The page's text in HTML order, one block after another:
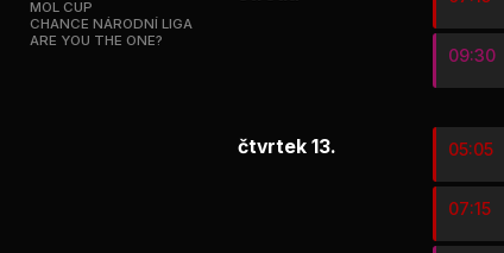
MOL CUP
CHANCE NÁRODNÍ LIGA
ARE YOU THE ONE?
09:30
čtvrtek 13. 05:05
07:15